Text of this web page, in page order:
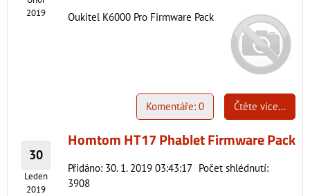
2019
Oukitel K6000 Pro Firmware Pack
Čtěte více...
Komentáře: 0
30
Leden
2019
Homtom HT17 Phablet Firmware Pack
Přidáno: 30. 1. 2019 03:43:17 Počet shlédnutí:
3908